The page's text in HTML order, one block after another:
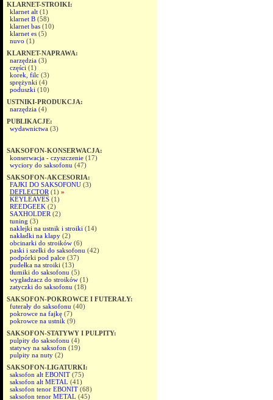
KLARNET-STROIKI:
klarnet alt (1)
klarnet B (58)
klarnet bas (10)
klarnet es (5)
nuvo (1)
KLARNET-NAPRAWA:
narzędzia (3)
części (1)
korek, filc (3)
sprężynki (4)
poduszki (10)
USTNIKI-PRODUKCJA:
narzędzia (4)
PUBLIKACJE:
wydawnictwa (3)
SAKSOFON-KONSERWACJA:
konserwacja - czyszczenie (17)
wyciory do saksofonu (47)
SAKSOFON-AKCESORIA:
FAJKI DO SAKSOFONU (3)
DEFLECTOR (1) »
KEYLEAVES (1)
REEDGEEK (2)
SAXHOLDER (2)
tuning (3)
naklejki na ustnik i stroiki (14)
nakładki na klapy (2)
obcinarki do stroików (6)
paski i szelki do saksofonu (42)
podpórki pod palce (37)
pudełka na stroiki (13)
tłumiki do saksofonu (5)
wygładzacz do stroików (1)
zatyczki do saksofonu (18)
SAKSOFON-POKROWCE I FUTERAŁY:
futerały do saksofonu (40)
pokrowce na fajkę (7)
pokrowce na ustnik (9)
SAKSOFON-STATYWY I PULPITY:
pulpity do saksofonu (4)
statywy na saksofon (19)
pulpity na nuty (2)
SAKSOFON-LIGATURKI:
saksofon alt EBONIT (75)
saksofon alt METAL (41)
saksofon tenor EBONIT (68)
saksofon tenor METAL (45)